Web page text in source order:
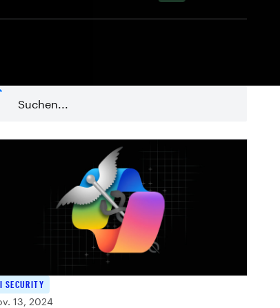
& Compliance
SECURITY
13, 2024